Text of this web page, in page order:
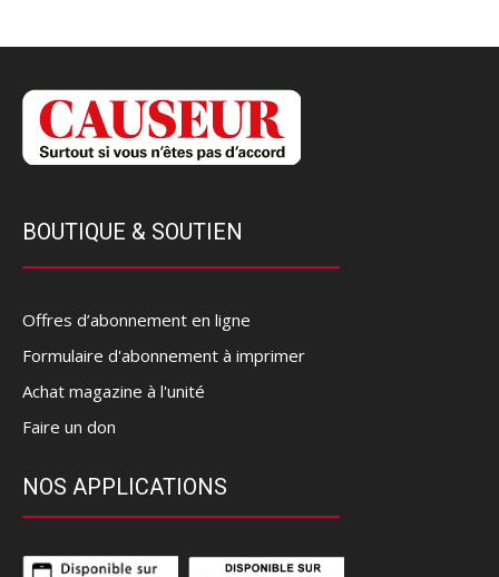
BOUTIQUE & SOUTIEN
Offres d’abonnement en ligne
Formulaire d'abonnement à imprimer
Achat magazine à l'unité
Faire un don
NOS APPLICATIONS